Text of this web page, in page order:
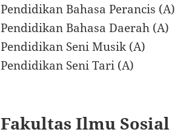
Pendidikan Bahasa Perancis (A)
Pendidikan Bahasa Daerah (A)
Pendidikan Seni Musik (A)
Pendidikan Seni Tari (A)
Fakultas Ilmu Sosial